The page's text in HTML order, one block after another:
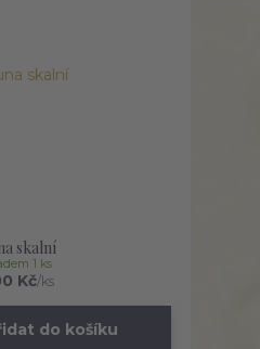
skalní
Kč/ks
1 ks
do košíku